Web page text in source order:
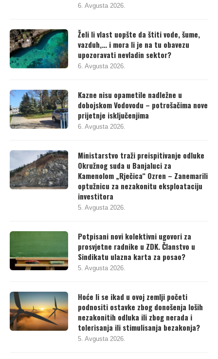
6. Avgusta 2026.
Želi li vlast uopšte da štiti vode, šume,
vazduh,… i mora li je na tu obavezu
upozoravati nevladin sektor?
6. Avgusta 2026.
Kazne nisu opametile nadležne u
dobojskom Vodovodu – potrošačima nove
prijetnje isključenjima
6. Avgusta 2026.
Ministarstvo traži preispitivanje odluke
Okružnog suda u Banjaluci za
Kamenolom „Rječica“ Ozren – Zanemarili
optužnicu za nezakonitu eksploataciju
investitora
5. Avgusta 2026.
Potpisani novi kolektivni ugovori za
prosvjetne radnike u ZDK. Članstvo u
Sindikatu ulazna karta za posao?
5. Avgusta 2026.
Hoće li se ikad u ovoj zemlji početi
podnositi ostavke zbog donošenja loših
nezakonitih odluka ili zbog nerada i
tolerisanja ili stimulisanja bezakonja?
5. Avgusta 2026.